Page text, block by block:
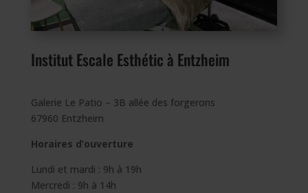
Institut Escale Esthétic à Entzheim
Galerie Le Patio – 3B allée des forgerons
67960 Entzheim
Horaires d’ouverture
Lundi et mardi : 9h à 19h
Mercredi : 9h à 14h